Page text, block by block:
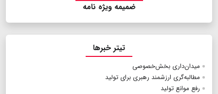
ضمیمه ویژه نامه
تیتر خبرها
میدان‌داری بخش‌خصوصی
مطالبه‌گری ارزشمند رهبری برای تولید
رفع موانع تولید